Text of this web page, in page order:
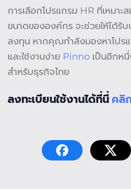
การเลือกโปรแกรม HR ที่เหมา
ขนาดขององค์กร จะช่วยให้ได้รั
ลงทุน หากคุณกำลังมองหาโปร
และใช้งานง่าย Pinno เป็นอีกหนึ่
สำหรับธุรกิจไทย
ลงทะเบียนใช้งานได้ที่นี่ คลิ